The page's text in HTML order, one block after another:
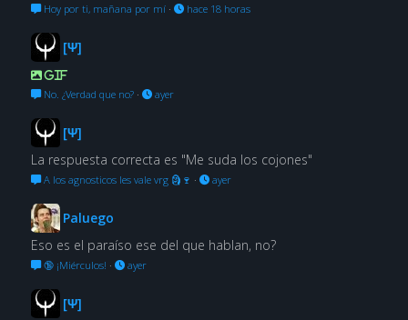
Hoy por ti, mañana por mí· hace 18 horas
[Ψ]
GIF
No. ¿Verdad que no?· ayer
[Ψ]
La respuesta correcta es "Me suda los cojones"
A los agnosticos les vale vrg 🗿🍷 · ayer
Paluego
Eso es el paraíso ese del que hablan, no?
🔞 ¡Miérculos! · ayer
[Ψ]